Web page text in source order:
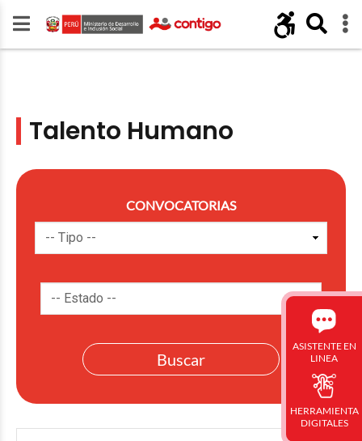
Talento Humano
CONVOCATORIAS
ASISTENTE EN
LINEA
HERRAMIENTA
DIGITALES